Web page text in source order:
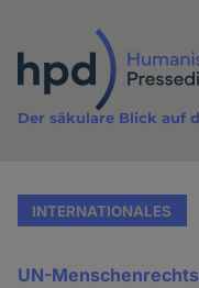
Inhalt
Der säkulare Blick auf
INTERNATIONALES
UN-